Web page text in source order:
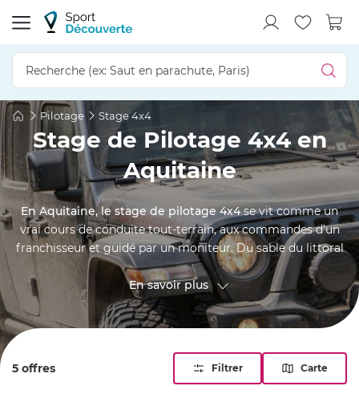
Pilotage Stage 4x4
Stage de Pilotage 4x4 en
Aquitaine
En Aquitaine, le stage de pilotage 4x4se vit comme un
vrai cours de conduite tout-terrain, aux commandes d'un
franchisseur et guidé par un moniteur. Du sable du littoral
girondin aux reliefs plus techniques de l'arrière-pays, la
région offre une belle variété de terrains pour apprendre à
dompter la transmission intégrale, le franchissement et la
lecture du parcours. Débutant curieux ou conducteur en
quête de sensations, chacun y progresse à son rythme, sur
des terrains dédiés autour deBordeauxcomme en
Dordogne
. Une expérience à s'offrir, ou à glisser sous le
En savoir plus
5 offres Filtrer Carte